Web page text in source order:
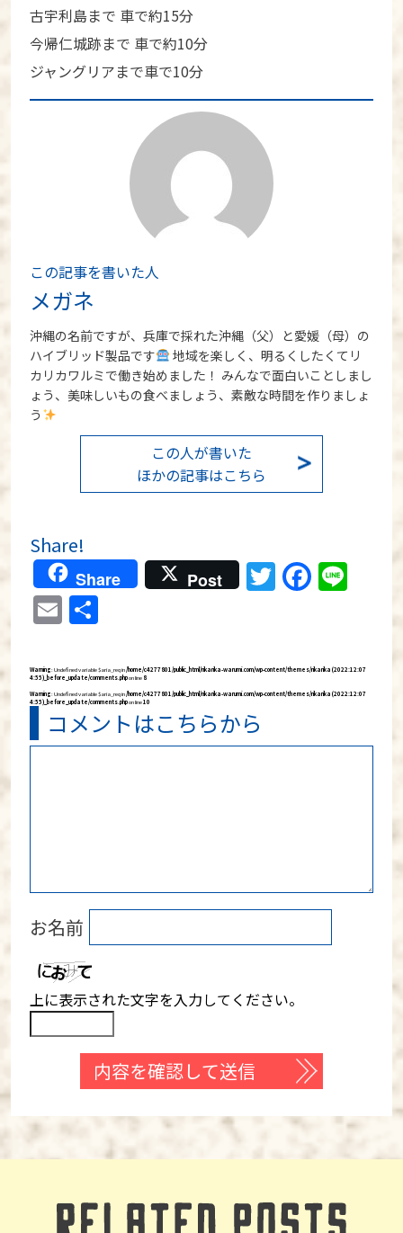
古宇利島まで 車で約15分
今帰仁城跡まで 車で約10分
ジャングリアまで車で10分
この記事を書いた人
メガネ
沖縄の名前ですが、兵庫で採れた沖縄（父）と愛媛（母）の
ハイブリッド製品です
地域を楽しく、明るくしたくてリ
カリカワルミで働き始めました！ みんなで面白いことしまし
ょう、美味しいもの食べましょう、素敵な時間を作りましょ
う
この人が書いた
ほかの記事はこちら
Share!
Share Post Twitter
Email
Warning: Undefined variable $aria_req in/home/c4277801/public_html/rikarika-warumi.com/wp-content/themes/rikarika (2022:12:07
4:55)_before_update/comments.phpon line 8
Warning: Undefined variable $aria_req in/home/c4277801/public_html/rikarika-warumi.com/wp-content/themes/rikarika (2022:12:07
4:55)_before_update/comments.phpon line10
コメントはこちらから
お名前
上に表示された文字を入力してください。